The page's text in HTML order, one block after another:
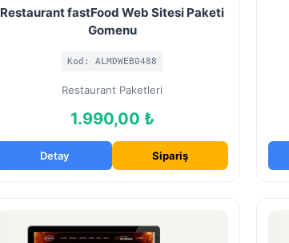
Restaurant fastFood Web Sitesi Paketi
Gomenu
Kod: ALMDWEB0488
Restaurant Paketleri
1.990,00 ₺
Detay Sipariş